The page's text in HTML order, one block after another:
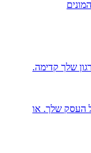
שלך קדימה.
של העסק שלך. או